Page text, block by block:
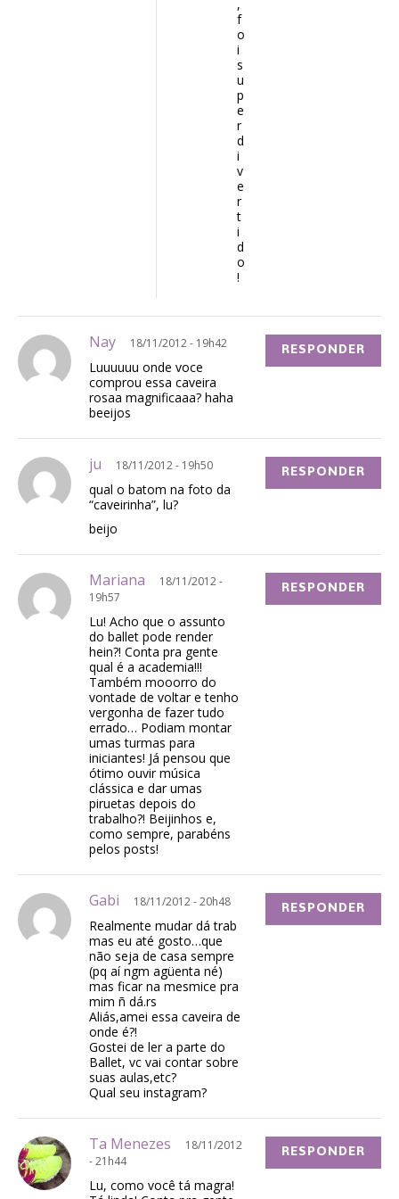
,
f
o
i
s
u
p
e
r
d
i
v
e
r
t
i
d
o
!
Nay 18/11/2012 - 19h42
Luuuuuu onde voce
comprou essa caveira
rosaa magnificaaa? haha
beeijos
RESPONDER
ju 18/11/2012 - 19h50
qual o batom na foto da
“caveirinha”, lu?
beijo
RESPONDER
Mariana
18/11/2012 -
19h57
Lu! Acho que o assunto
do ballet pode render
hein?! Conta pra gente
qual é a academia!!!
Também mooorro do
vontade de voltar e tenho
vergonha de fazer tudo
errado… Podiam montar
umas turmas para
iniciantes! Já pensou que
ótimo ouvir música
clássica e dar umas
piruetas depois do
trabalho?! Beijinhos e,
como sempre, parabéns
pelos posts!
RESPONDER
Gabi 18/11/2012 - 20h48
Realmente mudar dá trab
mas eu até gosto…que
não seja de casa sempre
(pq aí ngm agüenta né)
mas ficar na mesmice pra
mim ñ dá.rs
Aliás,amei essa caveira de
onde é?!
Gostei de ler a parte do
Ballet, vc vai contar sobre
suas aulas,etc?
Qual seu instagram?
RESPONDER
Ta Menezes
18/11/2012
- 21h44
Lu, como você tá magra!
RESPONDER